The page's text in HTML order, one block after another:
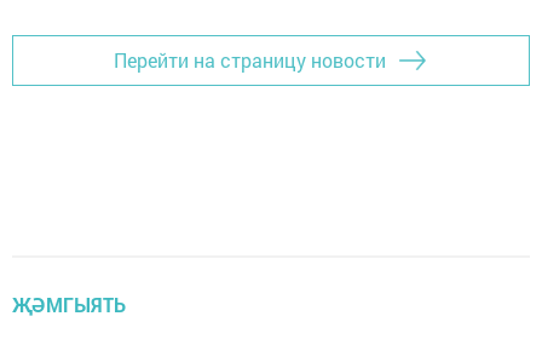
Перейти на страницу новости
ҖӘМГЫЯТЬ